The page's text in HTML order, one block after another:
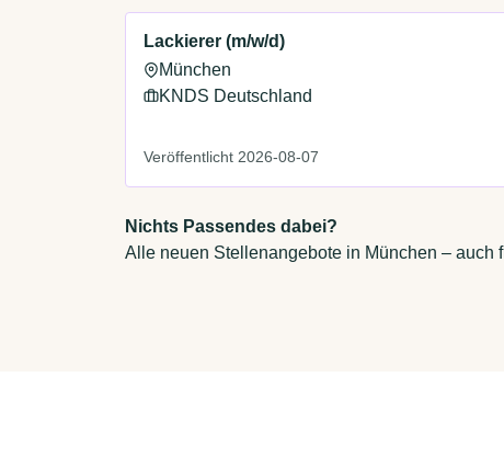
Lackierer (m/w/d)
München
KNDS Deutschland
Veröffentlicht 2026-08-07
Nichts Passendes dabei?
Alle neuen Stellenangebote in München – auch